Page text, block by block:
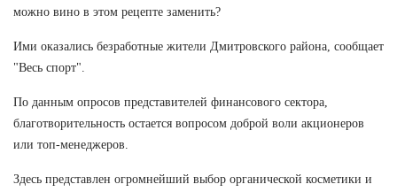
можно вино в этом рецепте заменить?
Ими оказались безработные жители Дмитровского района, сообщает
"Весь спорт".
По данным опросов представителей финансового сектора,
благотворительность остается вопросом доброй воли акционеров
или топ-менеджеров.
Здесь представлен огромнейший выбор органической косметики и